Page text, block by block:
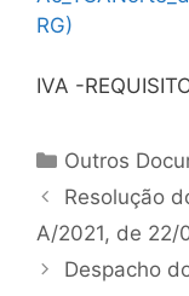
RG)
IVA -
Categorias
Outros
Navegação
de
Resolução
A/2021, de 22/
Despacho